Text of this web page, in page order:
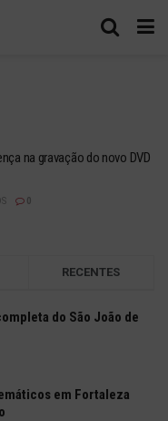
na gravação do novo DVD
RECENTES
do São João de
em Fortaleza